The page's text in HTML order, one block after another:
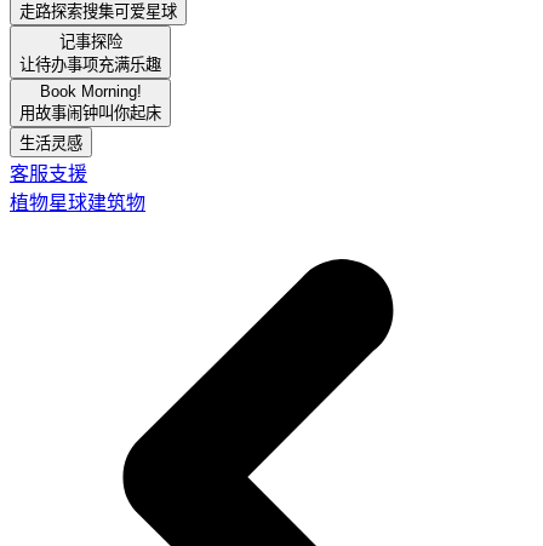
走路探索搜集可爱星球
记事探险
让待办事项充满乐趣
Book Morning!
用故事闹钟叫你起床
生活灵感
客服支援
植物星球建筑物